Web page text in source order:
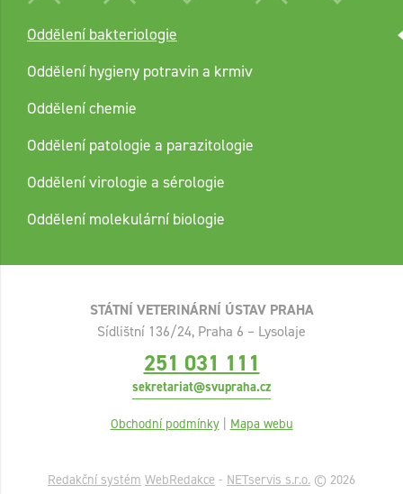
Oddělení bakteriologie
Oddělení hygieny potravin a krmiv
Oddělení chemie
Oddělení patologie a parazitologie
Oddělení virologie a sérologie
Oddělení molekulární biologie
STÁTNÍ VETERINÁRNÍ ÚSTAV PRAHA
Sídlištní 136/24, Praha 6 – Lysolaje
251 031 111
sekretariat@svupraha.cz
Obchodní podmínky | Mapa webu
Redakční systém WebRedakce - NETservis s.r.o. © 2026